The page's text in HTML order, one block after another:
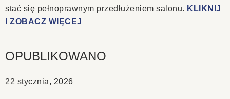
OPUBLIKOWANO
22 stycznia, 2026
stać się pełnoprawnym przedłużeniem salonu. KLIKNIJ
I ZOBACZ WIĘCEJ